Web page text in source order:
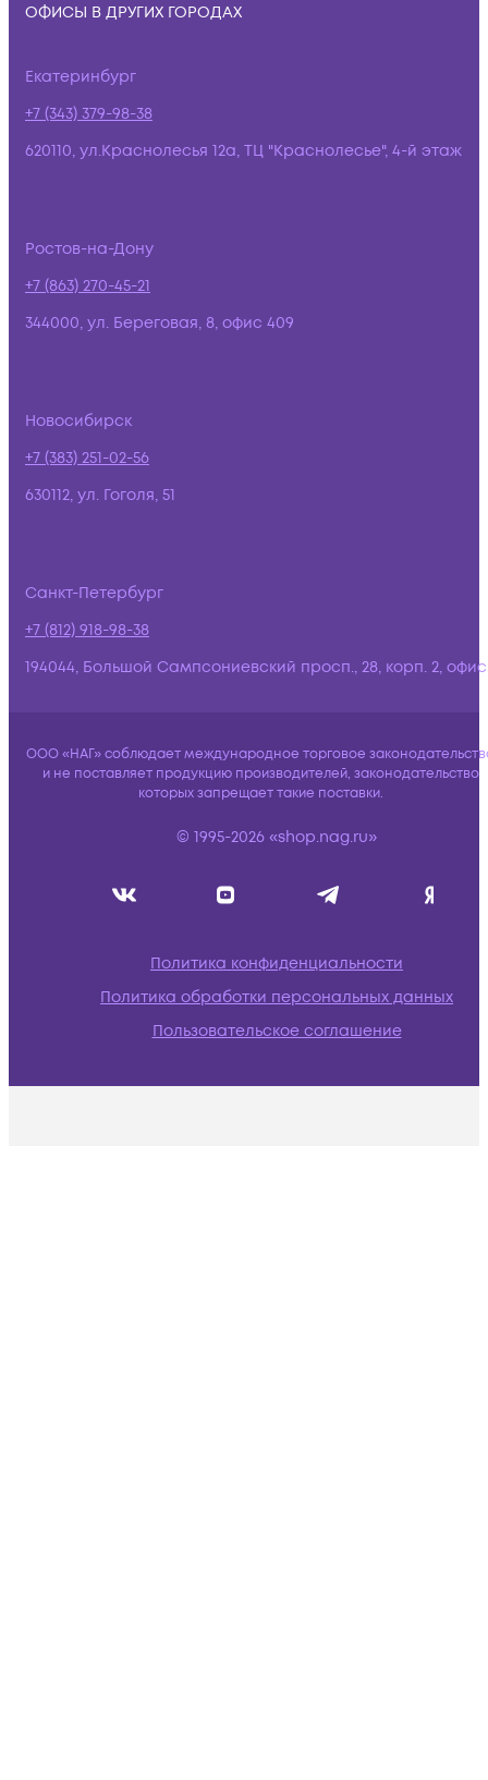
ОФИСЫ В ДРУГИХ ГОРОДАХ
Екатеринбург
+7 (343) 379-98-38
620110, ул.Краснолесья 12а, ТЦ "Краснолесье", 4-й этаж
Ростов-на-Дону
+7 (863) 270-45-21
344000, ул. Береговая, 8, офис 409
Новосибирск
+7 (383) 251-02-56
630112, ул. Гоголя, 51
Санкт-Петербург
+7 (812) 918-98-38
194044, Большой Сампсониевский просп., 28, корп. 2,
ООО «НАГ» соблюдает международное торговое
и не поставляет продукцию производителей, законодательство
которых запрещает такие поставки.
© 1995-2026 «shop.nag.ru»
Политика конфиденциальности
Политика обработки персональных данных
Пользовательское соглашение